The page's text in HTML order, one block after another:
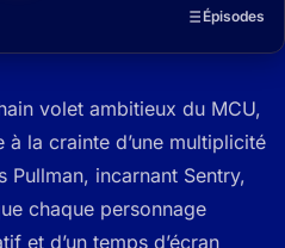
Épisodes
volet ambitieux du MCU,
la crainte d’une multiplicité
Pullman, incarnant Sentry,
chaque personnage
et d’un temps d’écran